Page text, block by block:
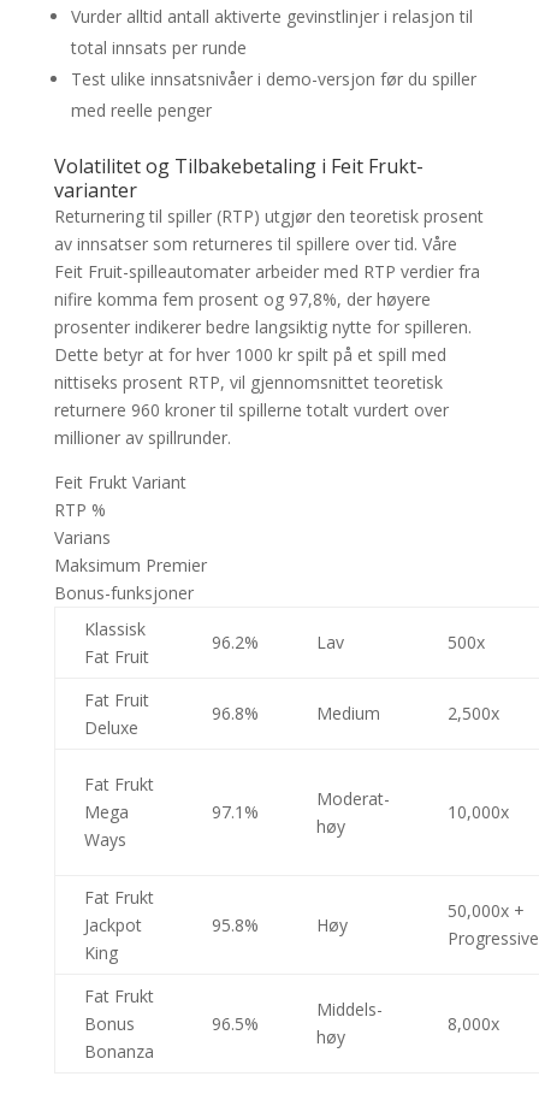
Vurder alltid antall aktiverte gevinstlinjer i relasjon til
total innsats per runde
Test ulike innsatsnivåer i demo-versjon før du spiller
med reelle penger
Volatilitet og Tilbakebetaling i Feit Frukt-
varianter
Returnering til spiller (RTP) utgjør den teoretisk prosent
av innsatser som returneres til spillere over tid. Våre
Feit Fruit-spilleautomater arbeider med RTP verdier fra
nifire komma fem prosent og 97,8%, der høyere
prosenter indikerer bedre langsiktig nytte for spilleren.
Dette betyr at for hver 1000 kr spilt på et spill med
nittiseks prosent RTP, vil gjennomsnittet teoretisk
returnere 960 kroner til spillerne totalt vurdert over
millioner av spillrunder.
Feit Frukt Variant
RTP %
Varians
Maksimum Premier
Bonus-funksjoner
Klassisk
Fat Fruit
96.2% Lav 500x
Fat Fruit
Deluxe
96.8% Medium 2,500x
Fat Frukt
Mega
Ways
97.1%
Moderat-
høy
10,000x
Fat Frukt
Jackpot
King
95.8% Høy
50,000x +
Progressive
Fat Frukt
Bonus
Bonanza
96.5%
Middels-
høy
8,000x